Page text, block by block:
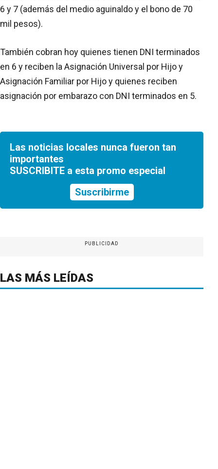
6 y 7 (además del medio aguinaldo y el bono de 70
mil pesos).
También cobran hoy quienes tienen DNI terminados
en 6 y reciben la Asignación Universal por Hijo y
Asignación Familiar por Hijo y quienes reciben
asignación por embarazo con DNI terminados en 5.
Las noticias locales nunca fueron tan
importantes
SUSCRIBITE a esta promo especial
Suscribirme
PUBLICIDAD
LAS MÁS LEÍDAS